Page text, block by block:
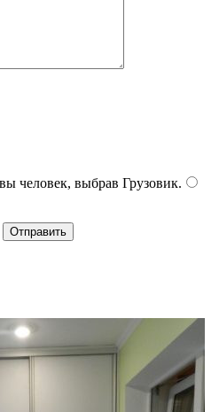
человек, выбрав Грузовик.